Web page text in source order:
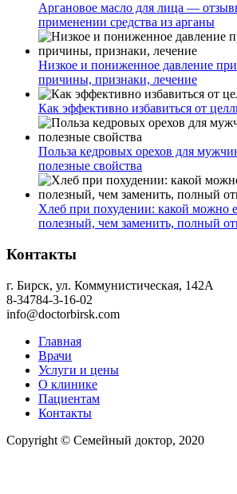
Аргановое масло для лица —
применении средства из арганы
Низкое и пониженное давление
причины, признаки, лечение
Как эффективно избавиться от
Польза кедровых орехов для
полезные свойства
Хлеб при похудении: какой можно
полезный, чем заменить, полный
Контакты
г. Бирск, ул. Коммунистическая, 142А
8-34784-3-16-02
info@doctorbirsk.com
Главная
Врачи
Услуги и цены
О клинике
Пациентам
Контакты
Copyright © Семейный доктор, 2020